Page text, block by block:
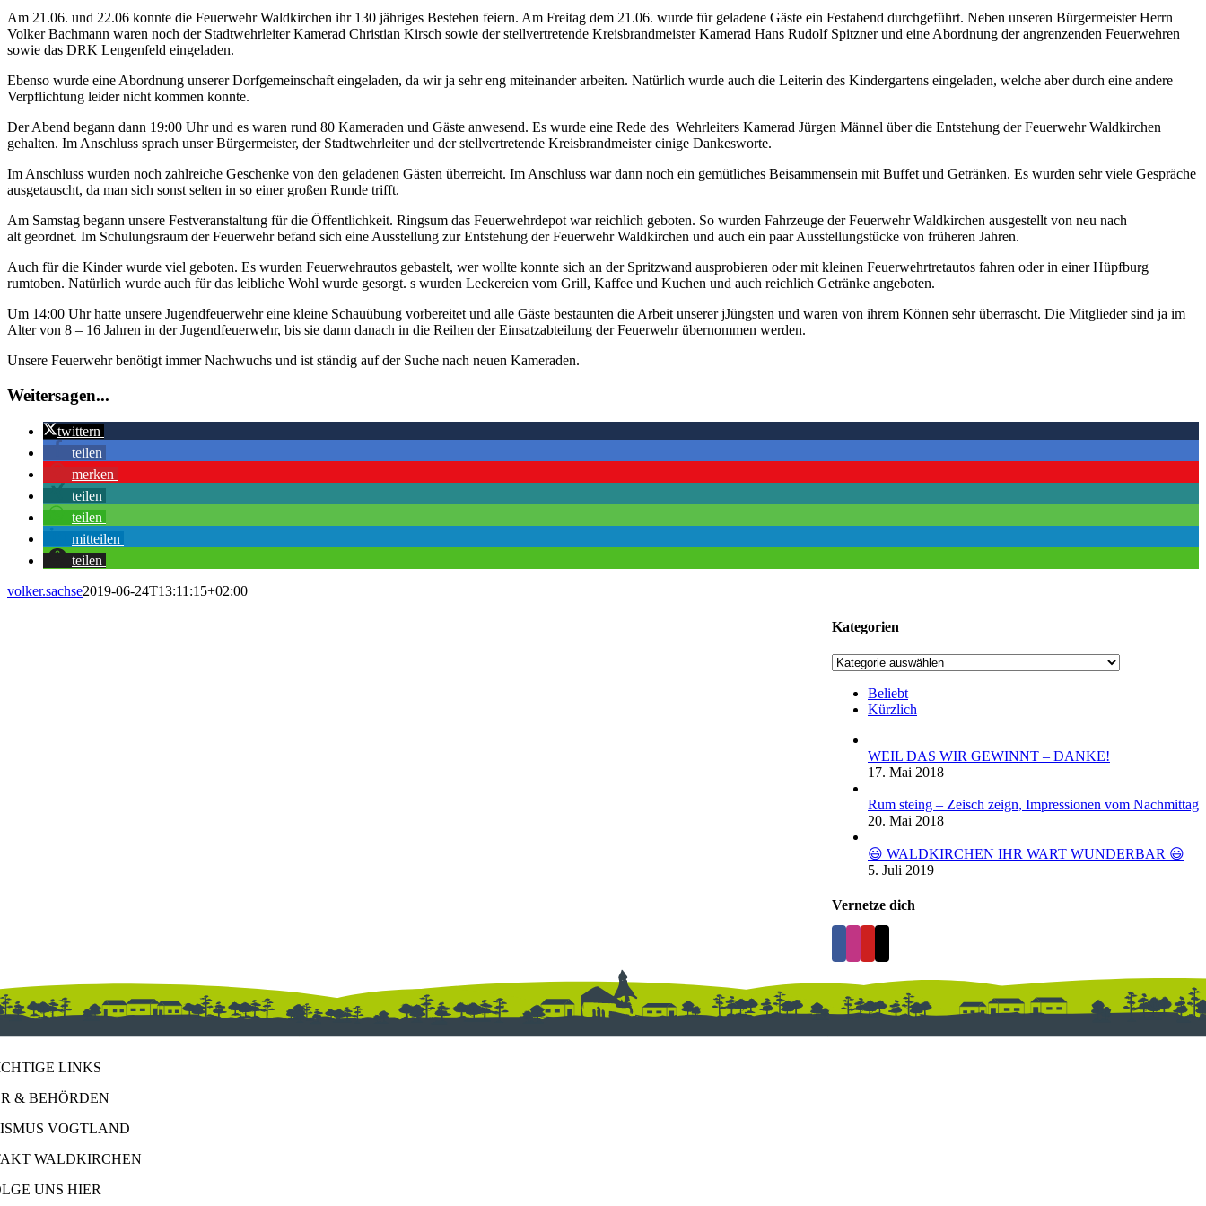
Bild
Am 21.06. und 22.06 konnte die Feuerwehr Waldkirchen ihr 130 jähriges Bestehen feiern. Am Freitag dem 21.06. wurde für geladene Gäste ein Festabend durchgeführt. Neben unseren Bürgermeister Herrn
Volker Bachmann waren noch der Stadtwehrleiter Kamerad Christian Kirsch sowie der stellvertretende Kreisbrandmeister Kamerad Hans Rudolf Spitzner und eine Abordnung der angrenzenden Feuerwehren
sowie das DRK Lengenfeld eingeladen.
Ebenso wurde eine Abordnung unserer Dorfgemeinschaft eingeladen, da wir ja sehr eng miteinander arbeiten. Natürlich wurde auch die Leiterin des Kindergartens eingeladen, welche aber durch eine andere
Verpflichtung leider nicht kommen konnte.
Der Abend begann dann 19:00 Uhr und es waren rund 80 Kameraden und Gäste anwesend. Es wurde eine Rede des Wehrleiters Kamerad Jürgen Männel über die Entstehung der Feuerwehr Waldkirchen
gehalten. Im Anschluss sprach unser Bürgermeister, der Stadtwehrleiter und der stellvertretende Kreisbrandmeister einige Dankesworte.
Im Anschluss wurden noch zahlreiche Geschenke von den geladenen Gästen überreicht. Im Anschluss war dann noch ein gemütliches Beisammensein mit Buffet und Getränken. Es wurden sehr viele Gespräche
ausgetauscht, da man sich sonst selten in so einer großen Runde trifft.
Am Samstag begann unsere Festveranstaltung für die Öffentlichkeit. Ringsum das Feuerwehrdepot war reichlich geboten. So wurden Fahrzeuge der Feuerwehr Waldkirchen ausgestellt von neu nach
alt geordnet. Im Schulungsraum der Feuerwehr befand sich eine Ausstellung zur Entstehung der Feuerwehr Waldkirchen und auch ein paar Ausstellungstücke von früheren Jahren.
Auch für die Kinder wurde viel geboten. Es wurden Feuerwehrautos gebastelt, wer wollte konnte sich an der Spritzwand ausprobieren oder mit kleinen Feuerwehrtretautos fahren oder in einer Hüpfburg
rumtoben. Natürlich wurde auch für das leibliche Wohl wurde gesorgt. s wurden Leckereien vom Grill, Kaffee und Kuchen und auch reichlich Getränke angeboten.
Um 14:00 Uhr hatte unsere Jugendfeuerwehr eine kleine Schauübung vorbereitet und alle Gäste bestaunten die Arbeit unserer jJüngsten und waren von ihrem Können sehr überrascht. Die Mitglieder sind ja im
Alter von 8 – 16 Jahren in der Jugendfeuerwehr, bis sie dann danach in die Reihen der Einsatzabteilung der Feuerwehr übernommen werden.
Unsere Feuerwehr benötigt immer Nachwuchs und ist ständig auf der Suche nach neuen Kameraden.
Weitersagen...
twittern
teilen
merken
teilen
teilen
mitteilen
teilen
volker.sachse2019-06-24T13:11:15+02:00
Kategorien
Kategorien
Beliebt
Kürzlich
WEIL DAS WIR GEWINNT – DANKE!
17. Mai 2018
Rum steing – Zeisch zeign, Impressionen vom Nachmittag
20. Mai 2018
😃 WALDKIRCHEN IHR WART WUNDERBAR 😃
5. Juli 2019
Vernetze dich
LINKS
& BEHÖRDEN
VOGTLAND
WALDKIRCHEN
UNS HIER